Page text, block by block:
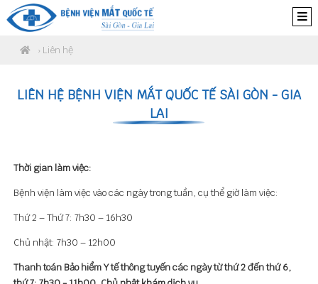
› Liên hệ
LIÊN HỆ BỆNH VIỆN MẮT QUỐC TẾ SÀI GÒN - GIA
LAI
Thời gian làm việc:
Bệnh viện làm việc vào các ngày trong tuần, cụ thể giờ làm việc:
Thứ 2 – Thứ 7: 7h30 – 16h30
Chủ nhật: 7h30 – 12h00
Thanh toán Bảo hiểm Y tế thông tuyến các ngày từ thứ 2 đến thứ 6,